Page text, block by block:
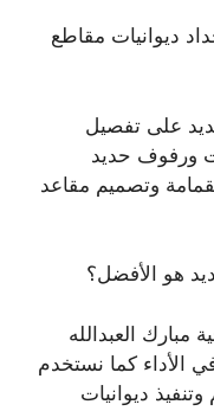
ديوانيات مقاطع
على تفصيل
ورفوف حديد
وتصميم مقاعد
هو الأفضل؟
مبارك العبدالله
الأداء كما نستخدم
ديوانيات